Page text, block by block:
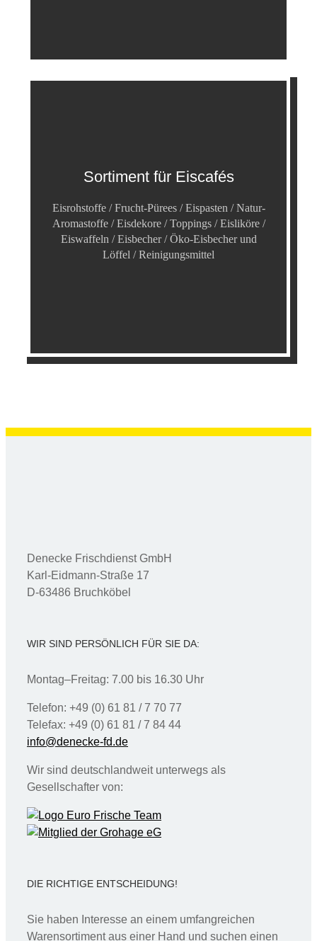
Sortiment für Eiscafés
Eisrohstoffe / Frucht-Pürees / Eispasten / Natur-
Aromastoffe / Eisdekore / Toppings / Eisliköre /
Eiswaffeln / Eisbecher / Öko-Eisbecher und
Löffel / Reinigungsmittel
Denecke Frischdienst GmbH
Karl-Eidmann-Straße 17
D-63486 Bruchköbel
WIR SIND PERSÖNLICH FÜR SIE DA:
Montag–Freitag: 7.00 bis 16.30 Uhr
Telefon: +49 (0) 61 81 / 7 70 77
Telefax: +49 (0) 61 81 / 7 84 44
info@denecke-fd.de
Wir sind deutschlandweit unterwegs als
Gesellschafter von:
DIE RICHTIGE ENTSCHEIDUNG!
Sie haben Interesse an einem umfangreichen
Warensortiment aus einer Hand und suchen einen